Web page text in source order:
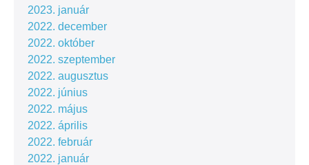
2023. január
2022. december
2022. október
2022. szeptember
2022. augusztus
2022. június
2022. május
2022. április
2022. február
2022. január